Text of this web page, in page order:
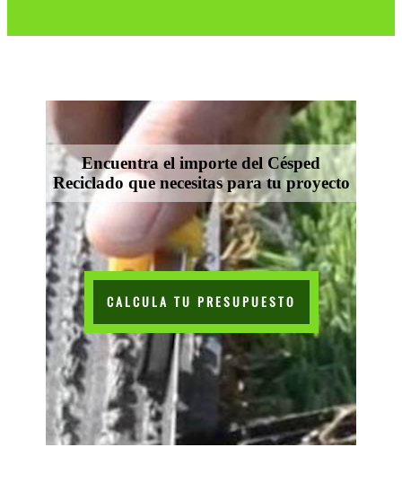
Encuentra el importe del Césped
Reciclado que necesitas para tu proyecto
CALCULA TU PRESUPUESTO